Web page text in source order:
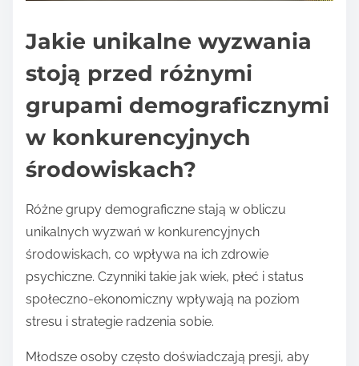
Jakie unikalne wyzwania
stoją przed różnymi
grupami demograficznymi
w konkurencyjnych
środowiskach?
Różne grupy demograficzne stają w obliczu
unikalnych wyzwań w konkurencyjnych
środowiskach, co wpływa na ich zdrowie
psychiczne. Czynniki takie jak wiek, płeć i status
społeczno-ekonomiczny wpływają na poziom
stresu i strategie radzenia sobie.
Młodsze osoby często doświadczają presji, aby